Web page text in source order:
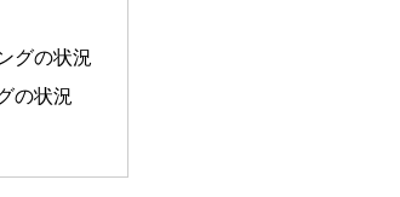
グの状況
の状況